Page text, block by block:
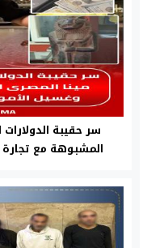
سر حقيبة
المشبوهة مع تجارة